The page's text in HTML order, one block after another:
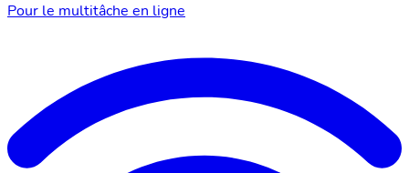
Pour le multitâche en ligne